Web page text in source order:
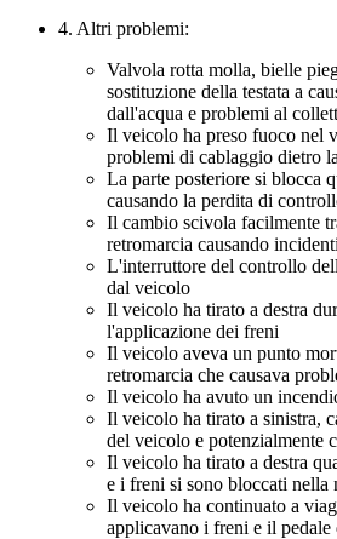
4. Altri problemi:
Valvola rotta molla, bielle
sostituzione della testata a
dall'acqua e problemi al
Il veicolo ha preso fuoco nel
problemi di cablaggio dietro
La parte posteriore si blocca
causando la perdita di
Il cambio scivola facilmente
retromarcia causando incidenti
L'interruttore del controllo
dal veicolo
Il veicolo ha tirato a destra
l'applicazione dei freni
Il veicolo aveva un punto
retromarcia che causava
Il veicolo ha avuto un
Il veicolo ha tirato a sinistra,
del veicolo e potenzialmente
Il veicolo ha tirato a destra
e i freni si sono bloccati nella
Il veicolo ha continuato a
applicavano i freni e il pedale